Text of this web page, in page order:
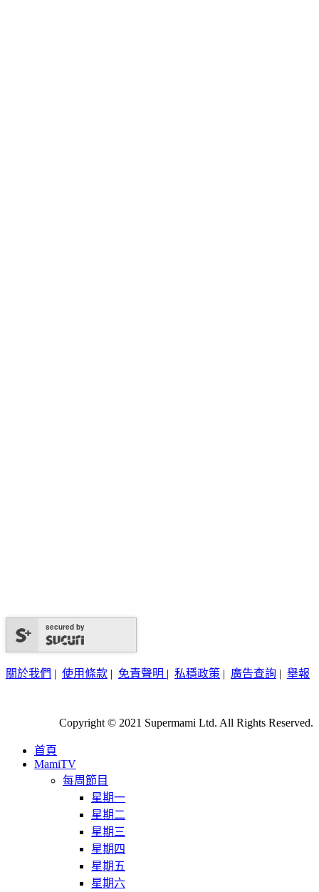
secured by
關於我們 | 使用條款 | 免責聲明 | 私穩政策 | 廣告查詢 | 舉報
Copyright © 2021 Supermami Ltd. All Rights Reserved.
首頁
MamiTV
每周節目
星期一
星期二
星期三
星期四
星期五
星期六